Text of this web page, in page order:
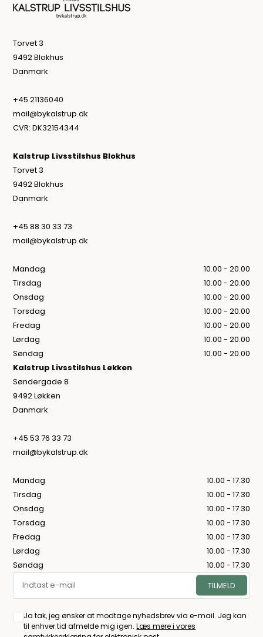
Torvet 3
9492 Blokhus
Danmark
+45 21136040
mail@bykalstrup.dk
CVR: DK32154344
Kalstrup Livsstilshus Blokhus
Torvet 3
9492 Blokhus
Danmark
+45 88 30 33 73
mail@bykalstrup.dk
Mandag
10.00 - 20.00
Tirsdag
10.00 - 20.00
Onsdag
10.00 - 20.00
Torsdag
10.00 - 20.00
Fredag
10.00 - 20.00
Lørdag
10.00 - 20.00
Søndag
10.00 - 20.00
Kalstrup Livsstilshus Løkken
Søndergade 8
9492 Løkken
Danmark
+45 53 76 33 73
mail@bykalstrup.dk
Mandag
10.00 - 17.30
Tirsdag
10.00 - 17.30
Onsdag
10.00 - 17.30
Torsdag
10.00 - 17.30
Fredag
10.00 - 17.30
Lørdag
10.00 - 17.30
Søndag
10.00 - 17.30
Ja tak, jeg ønsker at modtage nyhedsbrev via e-mail. Jeg kan
til enhver tid afmelde mig igen.Læs mere i vores